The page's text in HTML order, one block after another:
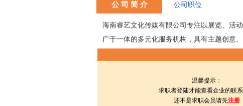
公 司 简 介 公司职位
海南睿艺文化传媒有限公司专注以展览、活
广于一体的多元化服务机构，具有主题创意
温馨提示：
求职者登陆才能查看企业的联
还不是求职会员请先注册